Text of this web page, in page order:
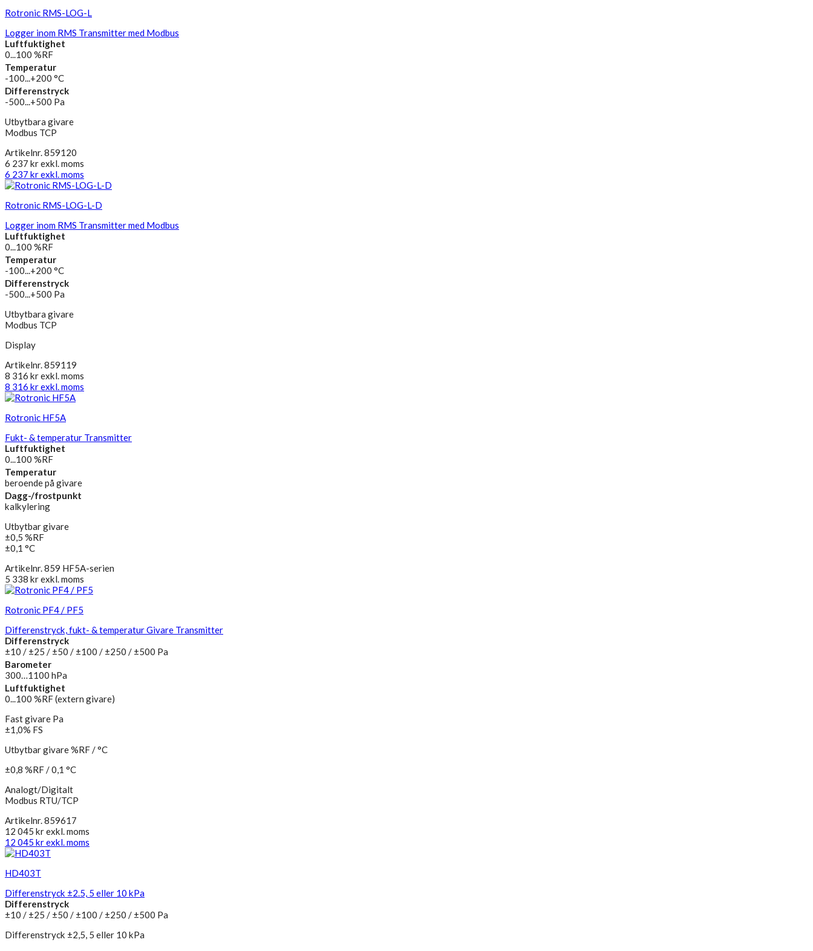
Rotronic RMS-LOG-L
Logger inom RMS Transmitter med Modbus
Luftfuktighet
0...100 %RF
Temperatur
-100...+200 °C
Differenstryck
-500...+500 Pa
Utbytbara givare
Modbus TCP
Artikelnr. 859120
6 237 krexkl. moms
6 237 krexkl. moms
Rotronic RMS-LOG-L-D
Logger inom RMS Transmitter med Modbus
Luftfuktighet
0...100 %RF
Temperatur
-100...+200 °C
Differenstryck
-500...+500 Pa
Utbytbara givare
Modbus TCP
Display
Artikelnr. 859119
8 316 krexkl. moms
8 316 krexkl. moms
Rotronic HF5A
Fukt- & temperatur Transmitter
Luftfuktighet
0...100 %RF
Temperatur
beroende på givare
Dagg-/frostpunkt
kalkylering
Utbytbar givare
±0,5 %RF
±0,1 °C
Artikelnr. 859 HF5A-serien
5 338 krexkl. moms
Rotronic PF4 / PF5
Differenstryck, fukt- & temperatur Givare Transmitter
Differenstryck
±10 / ±25 / ±50 / ±100 / ±250 / ±500 Pa
Barometer
300…1100 hPa
Luftfuktighet
0...100 %RF (extern givare)
Fast givare Pa
±1,0% FS
Utbytbar givare %RF / °C
±0,8 %RF / 0,1 °C
Analogt/Digitalt
Modbus RTU/TCP
Artikelnr. 859617
12 045 krexkl. moms
12 045 krexkl. moms
HD403T
Differenstryck ±2.5, 5 eller 10 kPa
Differenstryck
±10 / ±25 / ±50 / ±100 / ±250 / ±500 Pa
Differenstryck ±2,5, 5 eller 10 kPa